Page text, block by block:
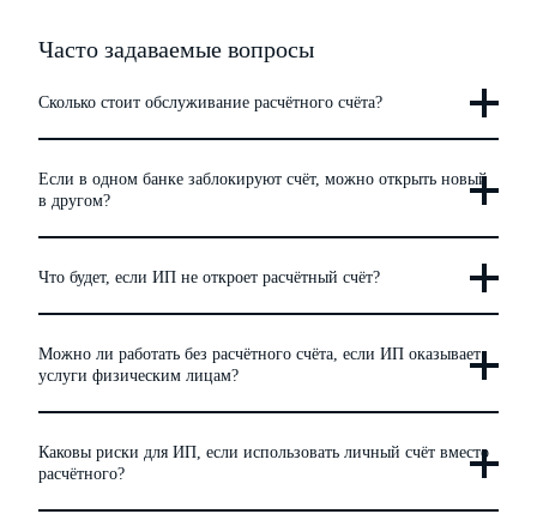
Часто задаваемые вопросы
Сколько стоит обслуживание расчётного счёта?
Если в одном банке заблокируют счёт, можно открыть новый
в другом?
Что будет, если ИП не откроет расчётный счёт?
Можно ли работать без расчётного счёта, если ИП оказывает
услуги физическим лицам?
Каковы риски для ИП, если использовать личный счёт вместо
расчётного?